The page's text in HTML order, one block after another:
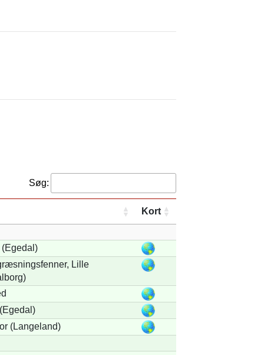
Søg:
Kort
Lille
(Langeland)